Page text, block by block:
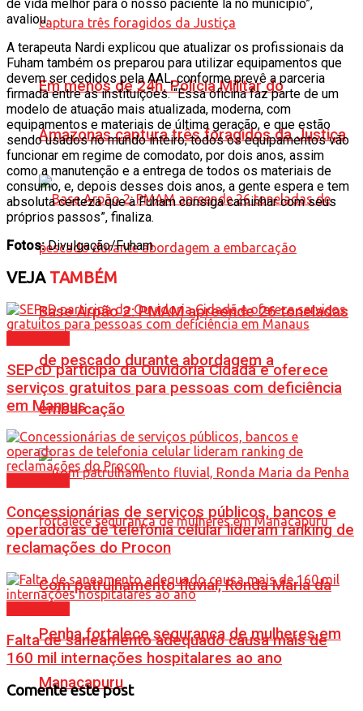
Em menos de 24h, Polícia Militar do
Amazonas captura três foragidos da Justiça
Base Arpão 2: PMAM apreende 26 toneladas
de pescado durante abordagem a
embarcação
Com patrulhamento fluvial, Ronda Maria da
Penha fortalece segurança de mulheres em
Manacapuru
de vida melhor para o nosso paciente lá no município”,
avaliou.
A terapeuta Nardi explicou que atualizar os profissionais da
Fuham também os preparou para utilizar equipamentos que
devem ser cedidos pela AAL, conforme prevê a parceria
firmada entre as instituições. “Essa oficina faz parte de um
modelo de atuação mais atualizada, moderna, com
equipamentos e materiais de última geração, e que estão
sendo usados no mundo inteiro; todos os equipamentos vão
funcionar em regime de comodato, por dois anos, assim
como a manutenção e a entrega de todos os materiais de
consumo, e, depois desses dois anos, a gente espera e tem
absoluta certeza que a Fuham consiga caminhar com seus
próprios passos”, finaliza.
Fotos:Divulgação/Fuham
VEJATAMBÉM
SEPcD participa da Ouvidoria Cidadã e oferece
serviços gratuitos para pessoas com deficiência
em Manaus
Concessionárias de serviços públicos, bancos e
operadoras de telefonia celular lideram ranking de
reclamações do Procon
Falta de saneamento adequado causa mais de
160 mil internações hospitalares ao ano
Comente este post